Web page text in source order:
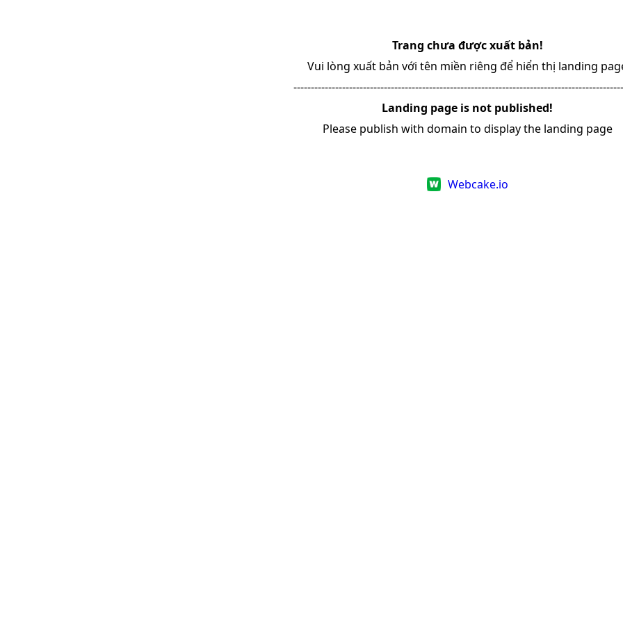
Trang chưa được xuất bản!
Vui lòng xuất bản với tên miền riêng để hiển thị landing
Landing page is not published!
Please publish with domain to display the landing page
Webcake.io